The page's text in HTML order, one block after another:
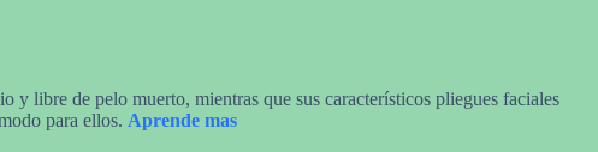
libre de pelo muerto, mientras que sus característicos pliegues faciales
para ellos. Aprende mas